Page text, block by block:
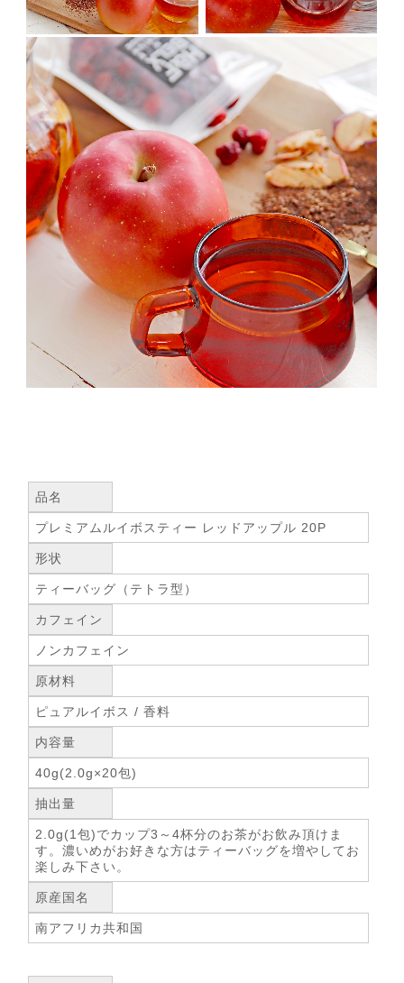
品名
プレミアムルイボスティー レッドアップル 20P
形状
ティーバッグ（テトラ型）
カフェイン
ノンカフェイン
原材料
ピュアルイボス / 香料
内容量
40g(2.0g×20包)
抽出量
2.0g(1包)でカップ3～4杯分のお茶がお飲み頂けま
す。濃いめがお好きな方はティーバッグを増やしてお
楽しみ下さい。
原産国名
南アフリカ共和国